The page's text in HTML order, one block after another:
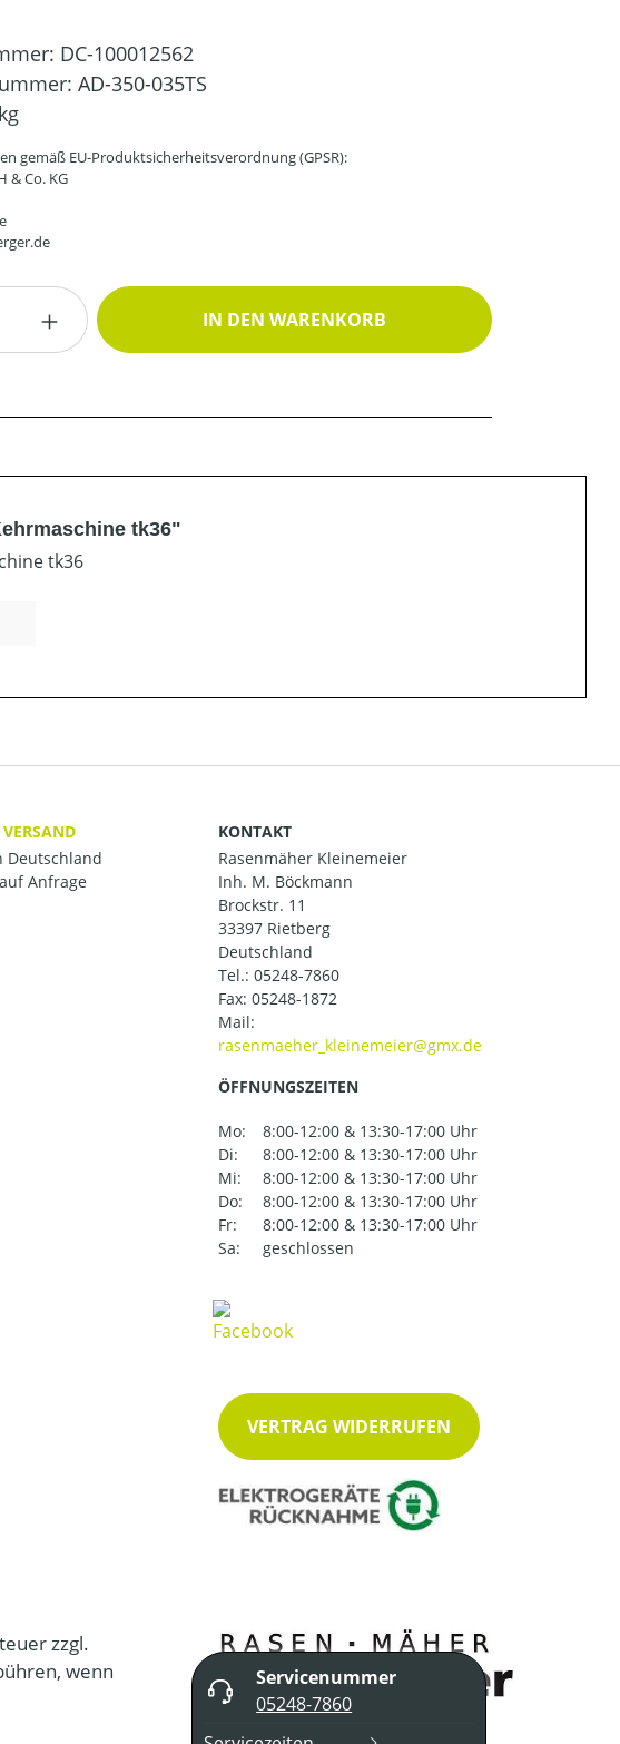
DC-100012562
AD-350-035TS
gemäß EU-Produktsicherheitsverordnung (GPSR):
& Co. KG
Gib den gewünschten Wert ein oder
IN DEN WARENKORB
tk36"
tk36
Deutschland
Anfrage
KONTAKT
Rasenmäher Kleinemeier
Inh. M. Böckmann
Brockstr. 11
33397 Rietberg
Deutschland
Tel.: 05248-7860
Fax: 05248-1872
Mail:
ÖFFNUNGSZEITEN
Mo:
8:00-12:00 & 13:30-17:00 Uhr
Di:
8:00-12:00 & 13:30-17:00 Uhr
Mi:
8:00-12:00 & 13:30-17:00 Uhr
Do:
8:00-12:00 & 13:30-17:00 Uhr
Fr:
8:00-12:00 & 13:30-17:00 Uhr
Sa:
geschlossen
VERTRAG WIDERRUFEN
zzgl.
wenn
Servicenummer
05248-7860